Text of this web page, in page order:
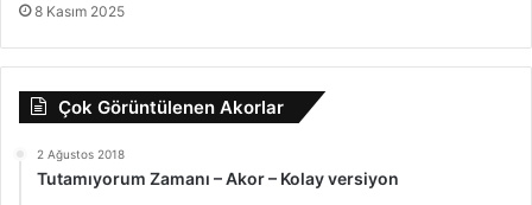
8 Kasım 2025
Çok Görüntülenen Akorlar
2 Ağustos 2018
Tutamıyorum Zamanı – Akor – Kolay versiyon